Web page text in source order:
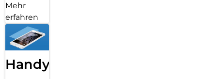
Mehr
erfahren
Handy